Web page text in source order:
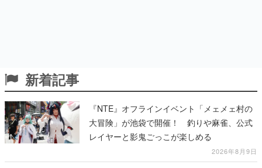
新着記事
『NTE』オフラインイベント「メェメェ村の
大冒険」が池袋で開催！ 釣りや麻雀、公式
レイヤーと影鬼ごっこが楽しめる
2026年8月9日